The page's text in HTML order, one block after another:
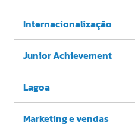
Internacionalização
Junior Achievement
Lagoa
Marketing e vendas